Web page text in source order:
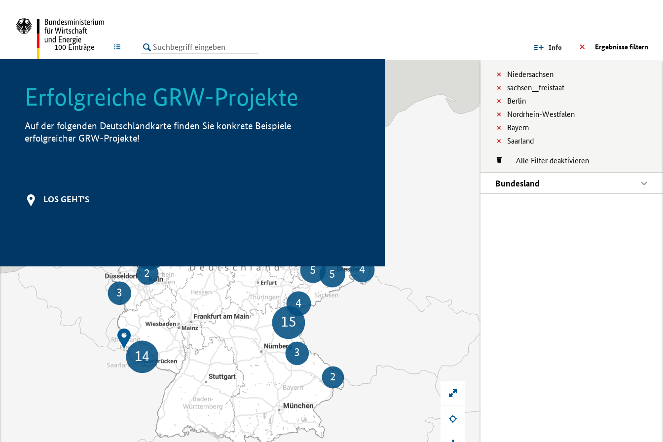
LISTE Ergebnisse filtern
Info
Niedersachsen
sachsen__freistaat
Berlin
Nordrhein-Westfalen
Bayern
Saarland
Alle Filter deaktivieren
Bundesland
100 Einträge
Erfolgreiche GRW-Projekte
Auf der folgenden Deutschlandkarte finden Sie konkrete Beispiele
erfolgreicher GRW-Projekte!
LOS GEHT'S